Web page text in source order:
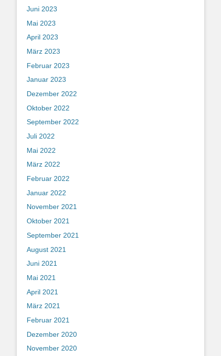
Juni 2023
Mai 2023
April 2023
März 2023
Februar 2023
Januar 2023
Dezember 2022
Oktober 2022
September 2022
Juli 2022
Mai 2022
März 2022
Februar 2022
Januar 2022
November 2021
Oktober 2021
September 2021
August 2021
Juni 2021
Mai 2021
April 2021
März 2021
Februar 2021
Dezember 2020
November 2020